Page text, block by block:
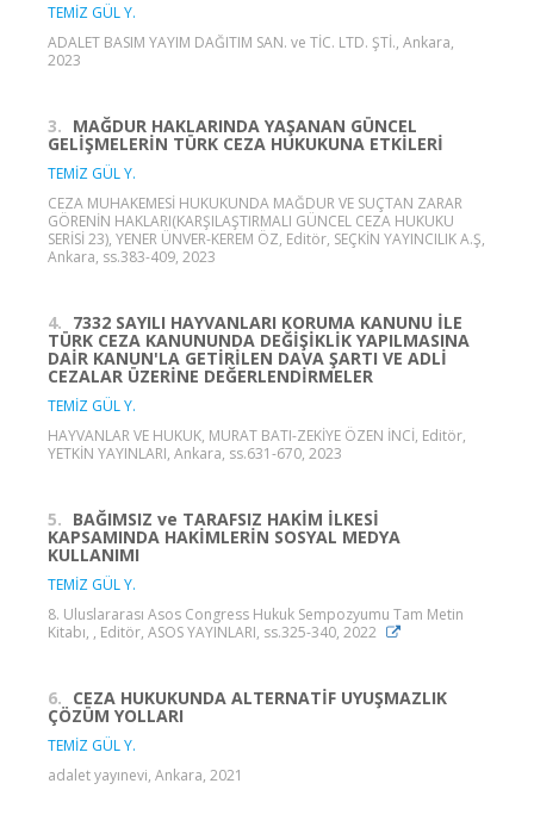
TEMİZ GÜL Y.
ADALET BASIM YAYIM DAĞITIM SAN. ve TİC. LTD. ŞTİ., Ankara,
2023
3. MAĞDUR HAKLARINDA YAŞANAN GÜNCEL
GELİŞMELERİN TÜRK CEZA HUKUKUNA ETKİLERİ
TEMİZ GÜL Y.
CEZA MUHAKEMESİ HUKUKUNDA MAĞDUR VE SUÇTAN ZARAR
GÖRENİN HAKLARI(KARŞILAŞTIRMALI GÜNCEL CEZA HUKUKU
SERİSİ 23), YENER ÜNVER-KEREM ÖZ, Editör, SEÇKİN YAYINCILIK A.Ş,
Ankara, ss.383-409, 2023
4. 7332 SAYILI HAYVANLARI KORUMA KANUNU İLE
TÜRK CEZA KANUNUNDA DEĞİŞİKLİK YAPILMASINA
DAİR KANUN'LA GETİRİLEN DAVA ŞARTI VE ADLİ
CEZALAR ÜZERİNE DEĞERLENDİRMELER
TEMİZ GÜL Y.
HAYVANLAR VE HUKUK, MURAT BATI-ZEKİYE ÖZEN İNCİ, Editör,
YETKİN YAYINLARI, Ankara, ss.631-670, 2023
5. BAĞIMSIZ ve TARAFSIZ HAKİM İLKESİ
KAPSAMINDA HAKİMLERİN SOSYAL MEDYA
KULLANIMI
TEMİZ GÜL Y.
8. Uluslararası Asos Congress Hukuk Sempozyumu Tam Metin
Kitabı, , Editör, ASOS YAYINLARI, ss.325-340, 2022
6. CEZA HUKUKUNDA ALTERNATİF UYUŞMAZLIK
ÇÖZÜM YOLLARI
TEMİZ GÜL Y.
adalet yayınevi, Ankara, 2021